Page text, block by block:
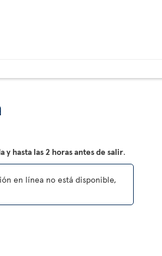
y hasta las 2 horas antes de salir.
en línea no está disponible,